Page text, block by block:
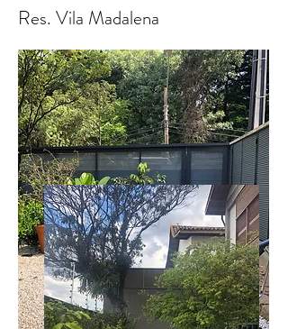
Res. Vila Madalena